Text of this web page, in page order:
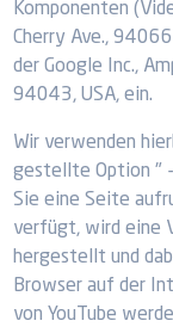
Komponenten
Cherry Ave.,
der Google Inc.,
94043, USA, ein.
Wir verwenden
gestellte Option "
Sie eine Seite
verfügt, wird eine
hergestellt und
Browser auf der
von YouTube